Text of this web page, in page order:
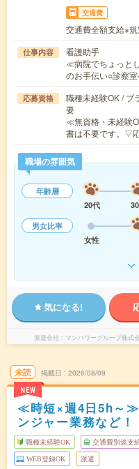
交通費
交通費全額支給※
仕事内容
看護助手
≪病院でちょっと
のお手伝い○診察
応募資格
職種未経験OK / ブ
要
≪無資格・未経験
書は不要です。▽
職場の雰囲気
年齢層
20代
男女比率
女性
気になる!
派遣会社 マンパワーグループ株
未読
NEW
掲載日 2026/08/09
≪時短×週4日5h～≫
ンジャー業務など！
職種未経験OK 交通費別途支
WEB登録OK 派遣